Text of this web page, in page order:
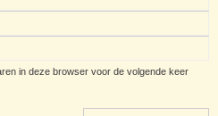
in deze browser voor de volgende keer